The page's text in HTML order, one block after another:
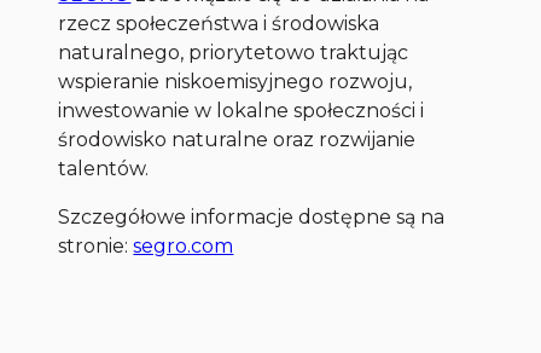
rzecz społeczeństwa i środowiska
naturalnego, priorytetowo traktując
wspieranie niskoemisyjnego rozwoju,
inwestowanie w lokalne społeczności i
środowisko naturalne oraz rozwijanie
talentów.
Szczegółowe informacje dostępne są na
stronie:segro.com